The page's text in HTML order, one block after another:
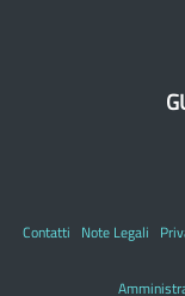
Contatti Note Legali